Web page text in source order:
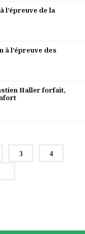
l’épreuve de la
à l’épreuve des
Haller forfait,
3 4